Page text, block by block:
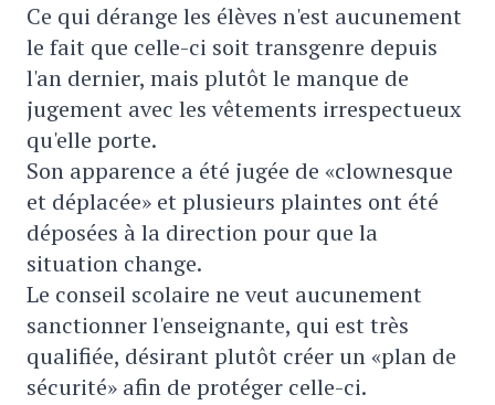
Ce qui dérange les élèves n'est aucunement
le fait que celle-ci soit transgenre depuis
l'an dernier, mais plutôt le manque de
jugement avec les vêtements irrespectueux
qu'elle porte.
Son apparence a été jugée de «clownesque
et déplacée» et plusieurs plaintes ont été
déposées à la direction pour que la
situation change.
Le conseil scolaire ne veut aucunement
sanctionner l'enseignante, qui est très
qualifiée, désirant plutôt créer un «plan de
sécurité» afin de protéger celle-ci.